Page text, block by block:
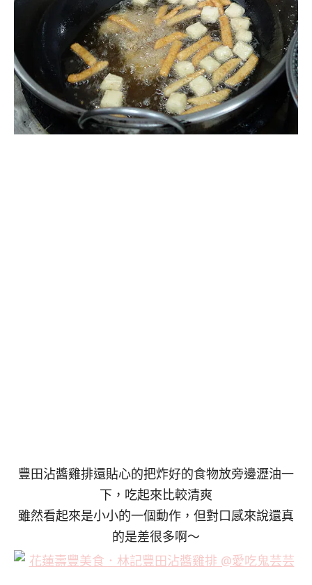
豐田沾醬雞排還貼心的把炸好的食物放旁邊瀝油一
下，吃起來比較清爽
雖然看起來是小小的一個動作，但對口感來說還真
的是差很多啊～